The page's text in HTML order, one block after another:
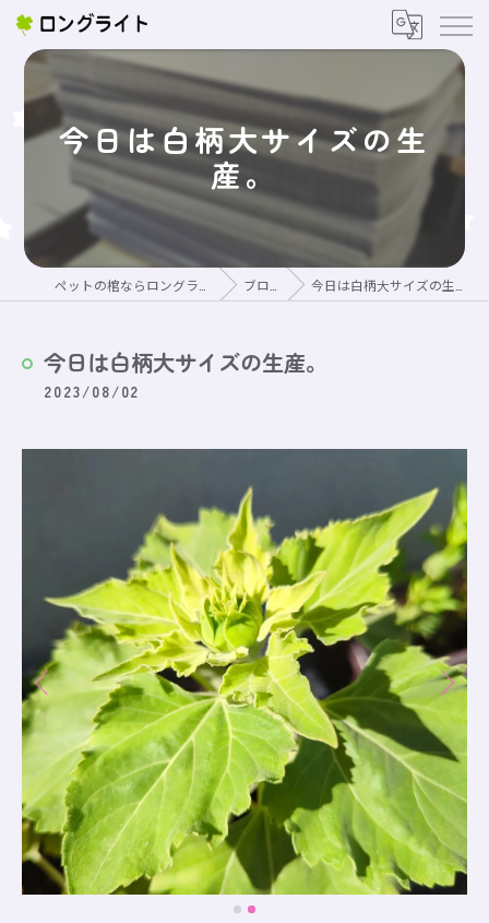
今日は白柄大サイズの生
産。
ブログ 今日は白柄大サイズの生産。
今日は白柄大サイズの生産。
2023/08/02